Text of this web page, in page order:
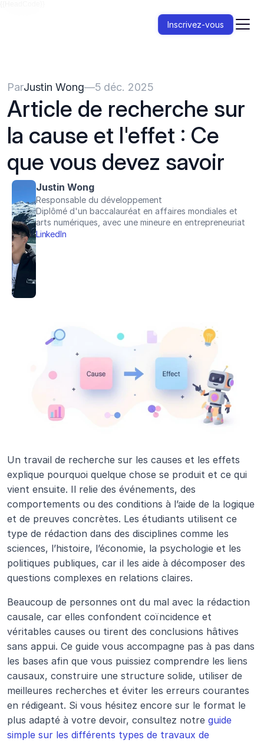
Inscrivez-vous
ParJustin Wong—5 déc. 2025
Article de recherche sur
la cause et l'effet : Ce
que vous devez savoir
Justin Wong
Responsable du développement
Diplômé d'un baccalauréat en affaires mondiales et
arts numériques, avec une mineure en entrepreneuriat
LinkedIn
Un travail de recherche sur les causes et les effets
explique pourquoi quelque chose se produit et ce qui
vient ensuite. Il relie des événements, des
comportements ou des conditions à l’aide de la logique
et de preuves concrètes. Les étudiants utilisent ce
type de rédaction dans des disciplines comme les
sciences, l’histoire, l’économie, la psychologie et les
politiques publiques, car il les aide à décomposer des
questions complexes en relations claires.
Beaucoup de personnes ont du mal avec la rédaction
causale, car elles confondent coïncidence et
véritables causes ou tirent des conclusions hâtives
sans appui. Ce guide vous accompagne pas à pas dans
les bases afin que vous puissiez comprendre les liens
causaux, construire une structure solide, utiliser de
meilleures recherches et éviter les erreurs courantes
en rédigeant. Si vous hésitez encore sur le format le
plus adapté à votre devoir, consultez notre guide
simple sur les différents types de travaux de